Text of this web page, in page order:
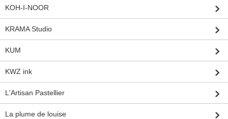
KOH-I-NOOR
KRAMA Studio
KUM
KWZ ink
L'Artisan Pastellier
La plume de louise